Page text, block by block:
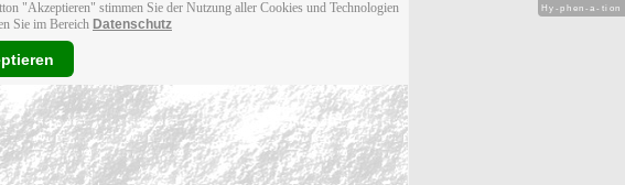
"Akzeptieren" stimmen Sie der Nutzung aller Cookies und Technologien
Sie im Bereich Datenschutz
Hy-phen-a-tion